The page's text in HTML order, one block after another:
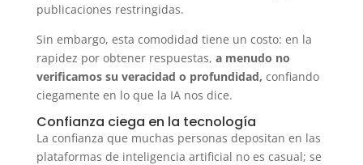
publicaciones restringidas.
Sin embargo, esta comodidad tiene un costo: en la
rapidez por obtener respuestas, a menudo no
verificamos su veracidad o profundidad, confiando
ciegamente en lo que la IA nos dice.
Confianza ciega en la tecnología
La confianza que muchas personas depositan en las
plataformas de inteligencia artificial no es casual; se